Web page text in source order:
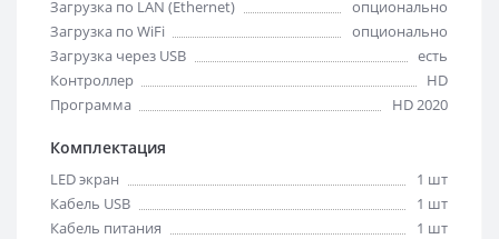
Загрузка по LAN (Ethernet)
опционально
Загрузка по WiFi
опционально
Загрузка через USB
есть
Контроллер
HD
Программа
HD 2020
Комплектация
LED экран
1 шт
Кабель USB
1 шт
Кабель питания
1 шт